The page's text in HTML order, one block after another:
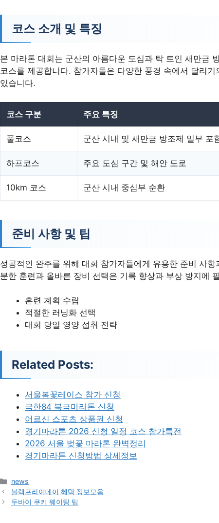
코스 소개 및 특징
본 마라톤 대회는 군산의 아름다운 도심과 탁 트인 새만금
코스를 제공합니다. 참가자들은 다양한 풍경 속에서 달리기
있습니다.
코스 구분 주요 특징
풀코스 군산 시내 및 새만금 방조제 일부 포
하프코스 주요 도심 구간 및 해안 도로
10km 코스 군산 시내 중심부 순환
준비 사항 및 팁
성공적인 완주를 위해 대회 참가자들에게 유용한 준비 사
분한 훈련과 올바른 장비 선택은 기록 향상과 부상 방지에
훈련 계획 수립
적절한 러닝화 선택
대회 당일 영양 섭취 전략
Related Posts:
서울봄꽃레이스 참가 신청
극한84 북극마라톤 신청
어르신 스포츠 상품권 신청
경기마라톤 2026 신청 일정 코스 참가특전
2026 서울 벚꽃 마라톤 완벽정리
경기마라톤 신청방법 상세정보
카
테
고
news
블랙프라이데이 혜택 정보모음
두바이 쿠키 웨이팅 팁